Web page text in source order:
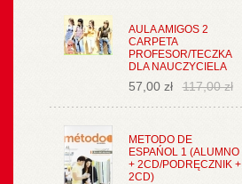
AULA AMIGOS 2
CARPETA
PROFESOR/TECZKA
DLA NAUCZYCIELA
57,00 zł 117,00 zł
METODO DE
ESPAŃOL 1 (ALUMNO
+ 2CD/PODRĘCZNIK +
2CD)